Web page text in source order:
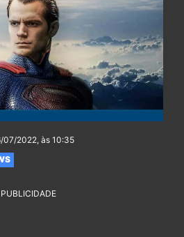
07/2022, às 10:35
PUBLICIDADE